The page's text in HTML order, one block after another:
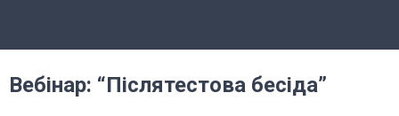
Вебінар: “Післятестова бесіда”